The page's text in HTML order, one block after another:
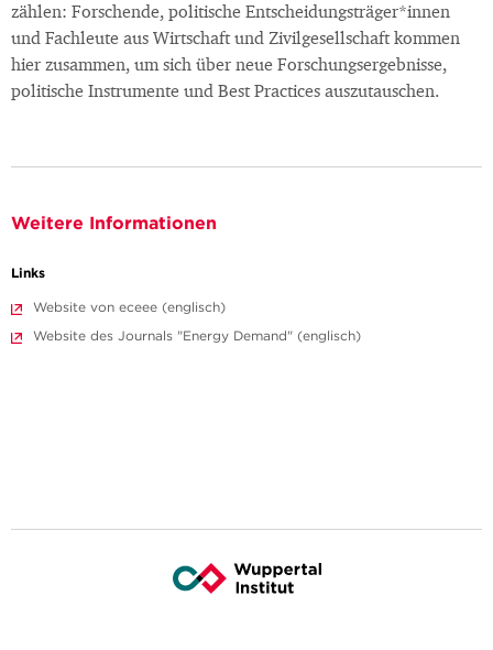
zählen: Forschende, politische Entscheidungsträger*innen
und Fachleute aus Wirtschaft und Zivilgesellschaft kommen
hier zusammen, um sich über neue Forschungsergebnisse,
politische Instrumente und Best Practices auszutauschen.
Weitere Informationen
Links
Website von eceee (englisch)
Website des Journals "Energy Demand" (englisch)